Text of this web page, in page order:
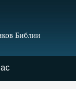
Библии